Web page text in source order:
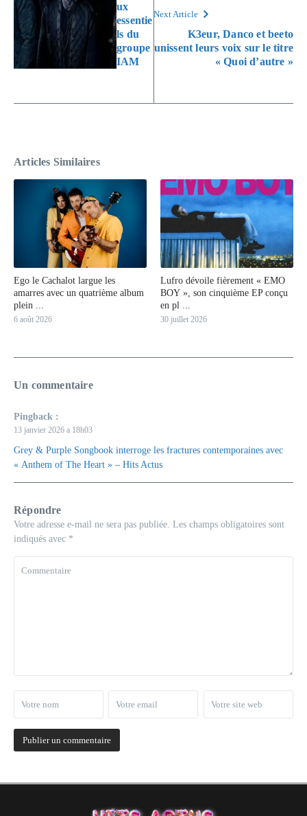
ux
essentie
ls du
groupe
IAM
Next Article
K3eur, Danco et beeto
unissent leurs voix sur le titre
« Quoi d’autre »
Articles Similaires
Ego le Cachalot largue les
amarres avec un quatrième album
plein ...
6 août 2026
Lufro dévoile fièrement « EMO
BOY », son cinquième EP conçu
en pl ...
30 juillet 2026
Un commentaire
Pingback :
13 janvier 2026 a 18h03
Grey & Purple Songbook interroge les fractures contemporaines avec
« Anthem of The Heart » – Hits Actus
Répondre
Votre adresse e-mail ne sera pas publiée. Les champs obligatoires sont
indiqués avec *